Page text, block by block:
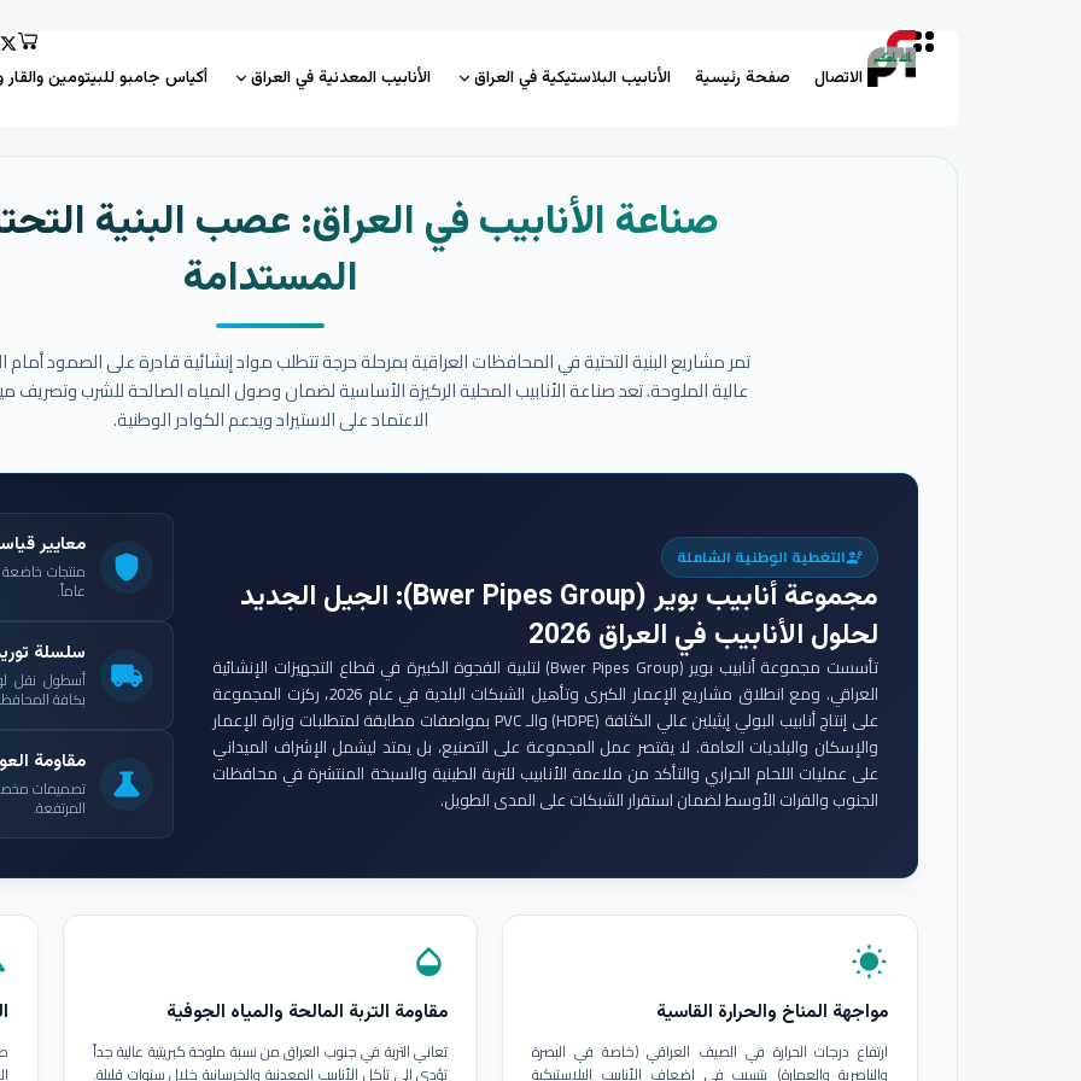
الاتصال صفحة رئيسية الأنابيب البلاستيكية في العراق الأنابيب المعدنية في العراق أكياس جامبو للبيتومين والقار
صناعة الأنابيب في العراق: عصب البنية
المستدامة
تمر مشاريع البنية التحتية في المحافظات العراقية بمرحلة حرجة تتطلب مواد إنشائية قادرة على الصمود أمام
عالية الملوحة. تعد صناعة الأنابيب المحلية الركيزة الأساسية لضمان وصول المياه الصالحة للشرب وتصريف
الاعتماد على الاستيراد ويدعم الكوادر الوطنية.
engineeringالتغطية الوطنية الشاملة
مجموعة أنابيب بوير (Bwer Pipes Group)
: الجيل الجديد
لحلول الأنابيب في العراق 2026
تأسست مجموعة أنابيب بوير (Bwer Pipes Group) لتلبية الفجوة الكبيرة في قطاع التجهيزات الإنشائية
العراقي. ومع انطلاق مشاريع الإعمار الكبرى وتأهيل الشبكات البلدية في عام 2026، ركزت المجموعة
على إنتاج أنابيب البولي إيثيلين عالي الكثافة (HDPE) والـ PVC بمواصفات مطابقة لمتطلبات وزارة الإعمار
والإسكان والبلديات العامة. لا يقتصر عمل المجموعة على التصنيع، بل يمتد ليشمل الإشراف الميداني
على عمليات اللحام الحراري والتأكد من ملاءمة الأنابيب للتربة الطينية والسبخة المنتشرة في محافظات
الجنوب والفرات الأوسط لضمان استقرار الشبكات على المدى الطويل.
shield
معايير
عاماً.
local_shipping
سلسلة
أسطول نقل
بكافة
science
مقاومة
تصميمات
المرتفعة.
wb_sunny
مواجهة المناخ والحرارة القاسية
ارتفاع درجات الحرارة في الصيف العراقي (خاصة في البصرة
والناصرية والعمارة) يتسبب في إضعاف الأنابيب البلاستيكية
opacity
مقاومة التربة المالحة والمياه الجوفية
تعاني التربة في جنوب العراق من نسبة ملوحة كبريتية عالية جداً
تؤدي إلى تآكل الأنابيب المعدنية والخرسانية خلال سنوات قليلة.